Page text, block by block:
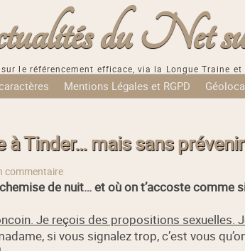
du Net sur
le référencement efficace, via la Longue Traine
Mentions Légales et RGPD
Tinder… mais sans
commentaire
de nuit… et où on t’accoste comme
Je reçois des propositions sexuelles.
si vous signalez trop, c’est vous